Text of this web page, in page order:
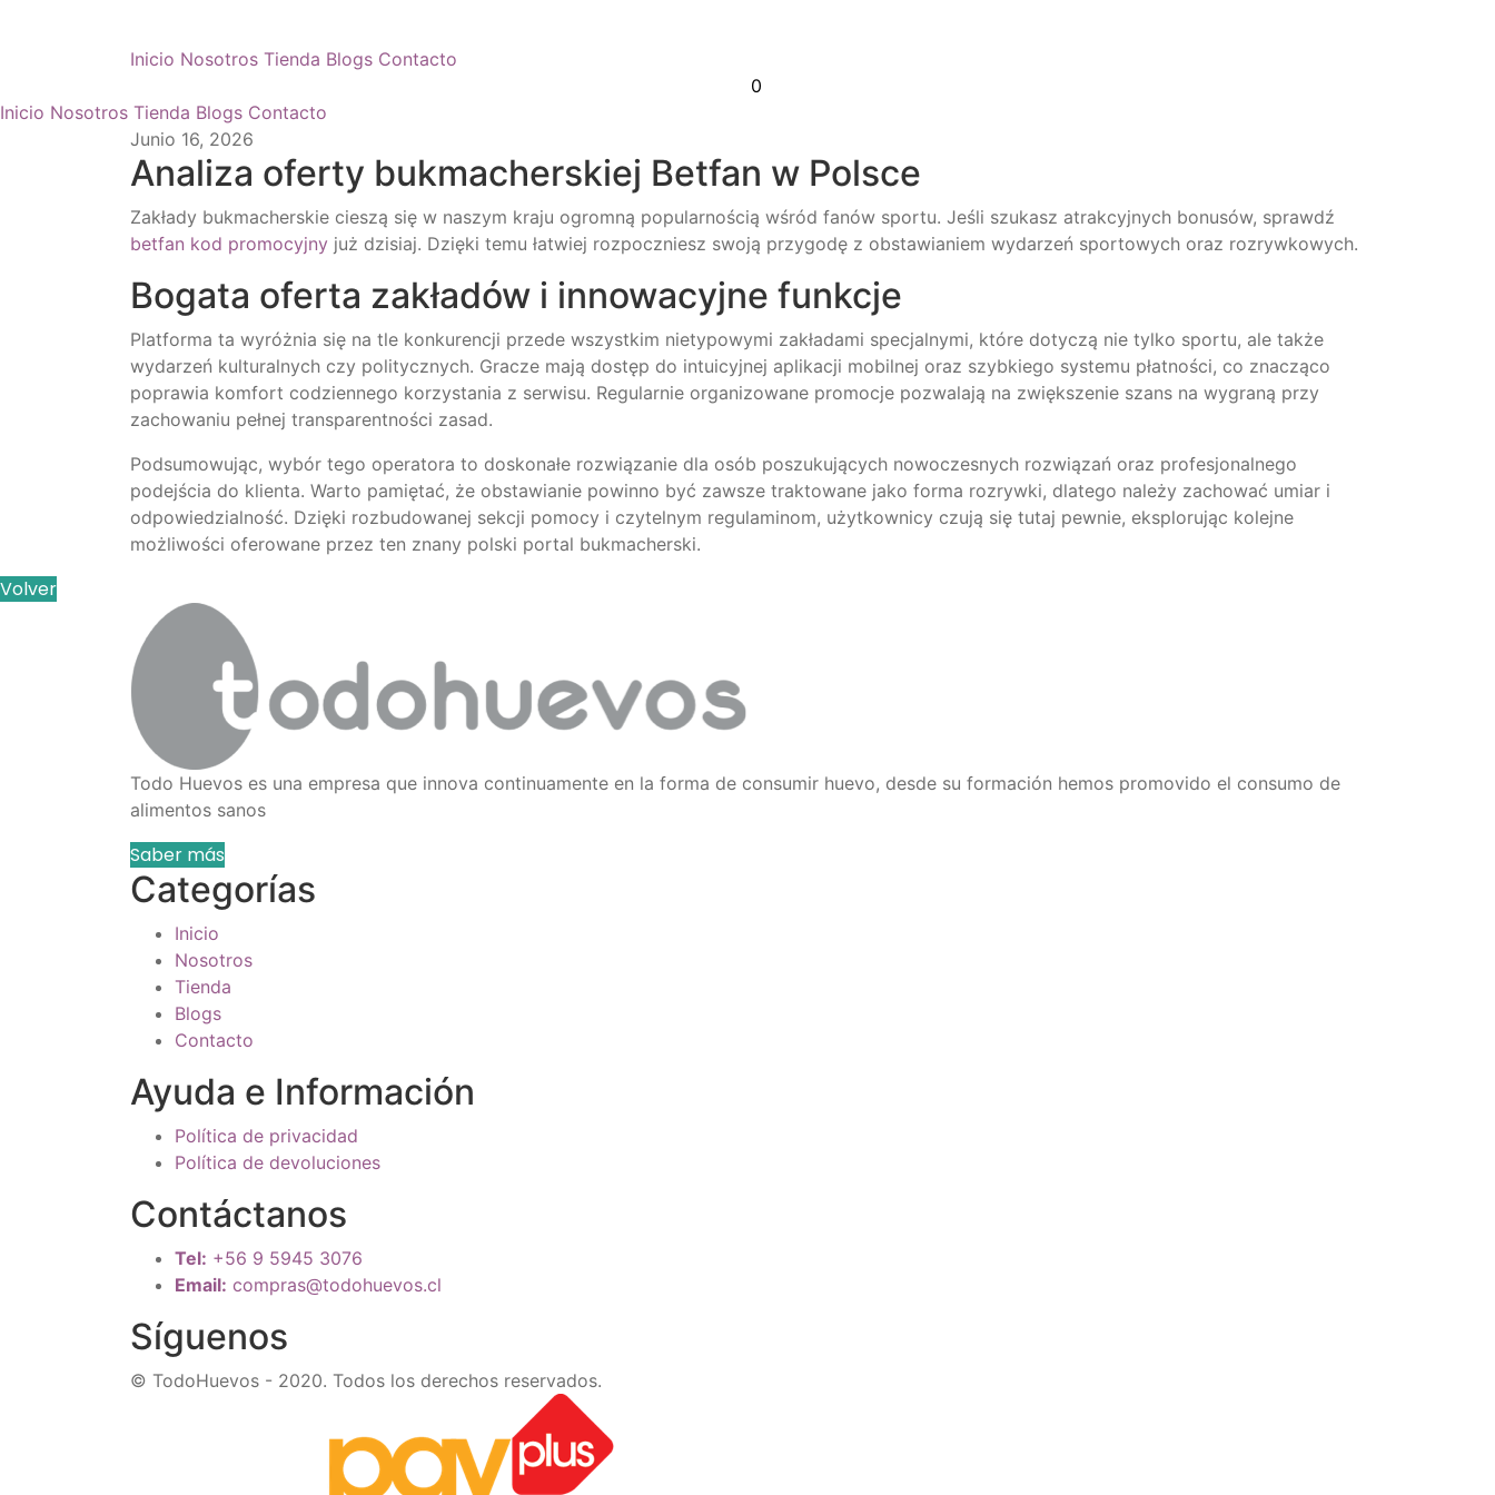
Inicio Nosotros Tienda Blogs Contacto
0
Inicio Nosotros Tienda Blogs Contacto
Junio 16, 2026
Analiza oferty bukmacherskiej Betfan w Polsce
Zakłady bukmacherskie cieszą się w naszym kraju ogromną popularnością wśród fanów sportu. Jeśli szukasz atrakcyjnych bonusów, sprawdź
betfan kod promocyjny już dzisiaj. Dzięki temu łatwiej rozpoczniesz swoją przygodę z obstawianiem wydarzeń sportowych oraz rozrywkowych.
Bogata oferta zakładów i innowacyjne funkcje
Platforma ta wyróżnia się na tle konkurencji przede wszystkim nietypowymi zakładami specjalnymi, które dotyczą nie tylko sportu, ale także
wydarzeń kulturalnych czy politycznych. Gracze mają dostęp do intuicyjnej aplikacji mobilnej oraz szybkiego systemu płatności, co znacząco
poprawia komfort codziennego korzystania z serwisu. Regularnie organizowane promocje pozwalają na zwiększenie szans na wygraną przy
zachowaniu pełnej transparentności zasad.
Podsumowując, wybór tego operatora to doskonałe rozwiązanie dla osób poszukujących nowoczesnych rozwiązań oraz profesjonalnego
podejścia do klienta. Warto pamiętać, że obstawianie powinno być zawsze traktowane jako forma rozrywki, dlatego należy zachować umiar i
odpowiedzialność. Dzięki rozbudowanej sekcji pomocy i czytelnym regulaminom, użytkownicy czują się tutaj pewnie, eksplorując kolejne
możliwości oferowane przez ten znany polski portal bukmacherski.
Volver
Todo Huevos es una empresa que innova continuamente en la forma de consumir huevo, desde su formación hemos promovido el consumo de
alimentos sanos
Saber más
Categorías
Inicio
Nosotros
Tienda
Blogs
Contacto
Ayuda e Información
Política de privacidad
Política de devoluciones
Contáctanos
Tel: +56 9 5945 3076
Email: compras@todohuevos.cl
Síguenos
© TodoHuevos - 2020. Todos los derechos reservados.